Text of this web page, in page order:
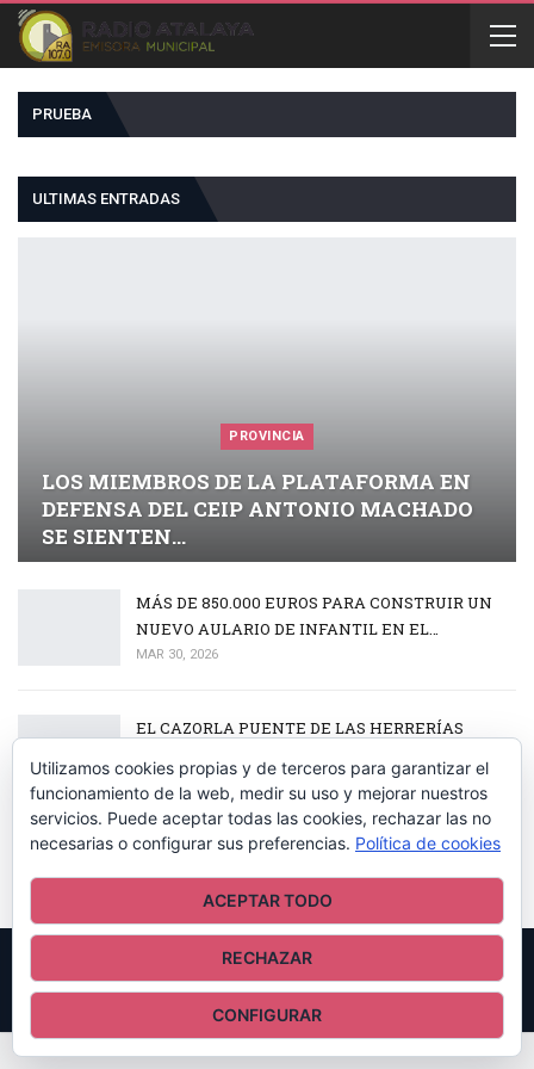
PRUEBA
ULTIMAS ENTRADAS
PROVINCIA
LOS MIEMBROS DE LA PLATAFORMA EN
DEFENSA DEL CEIP ANTONIO MACHADO
SE SIENTEN…
MÁS DE 850.000 EUROS PARA CONSTRUIR UN
NUEVO AULARIO DE INFANTIL EN EL…
MAR 30, 2026
EL CAZORLA PUENTE DE LAS HERRERÍAS
MAR 30, 2026
EL III TORNEO DÍA DE ANDALUCÍA ABRE CON
ÉXITO LA TEMPORADA DEL BOLO…
MAR 30, 2026
© 2026 - RADIO ATALAYA LA IRUELA. All Rights Reserved.
Utilizamos cookies propias y de terceros para garantizar el
funcionamiento de la web, medir su uso y mejorar nuestros
servicios. Puede aceptar todas las cookies, rechazar las no
necesarias o configurar sus preferencias. Política de cookies
ACEPTAR TODO
RECHAZAR
CONFIGURAR